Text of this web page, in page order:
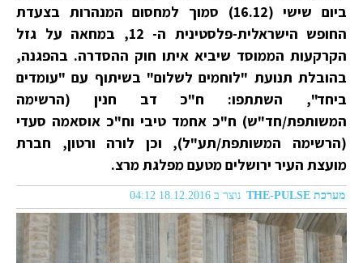
ביום שישי (16.12) סמוך למחסום המנהרות בצעדת
החופש הישראלית-פלסטינית ה- 12, במחאה על גזל
הקרקעות הממוסד שיביא איתו חוק ההסדרה. בהפגנה,
בהובלת תנועת "לוחמים לשלום" בשיתוף עם "עומדים
ביחד", השתתפו: ח"כ דב חנין (הרשימה
המשותפת/חד"ש) ח"כ אחמד טיבי וח"כ אוסאמה סעדי
(הרשימה המשותפת/תע"ל), וכן לורה ורטון, חברת
מועצת העיר ירושלים מטעם מפלגת מרצ.
מערכת THE-PULSE נוצר ב 18.12.2016 04:12